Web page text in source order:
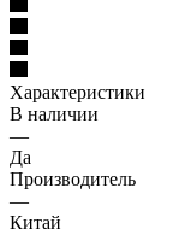
Характеристики
В наличии
—
Да
Производитель
—
Китай